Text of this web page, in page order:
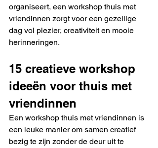
organiseert, een workshop thuis met
vriendinnen zorgt voor een gezellige
dag vol plezier, creativiteit en mooie
herinneringen.
15 creatieve workshop
ideeën voor thuis met
vriendinnen
Een workshop thuis met vriendinnen is
een leuke manier om samen creatief
bezig te zijn zonder de deur uit te